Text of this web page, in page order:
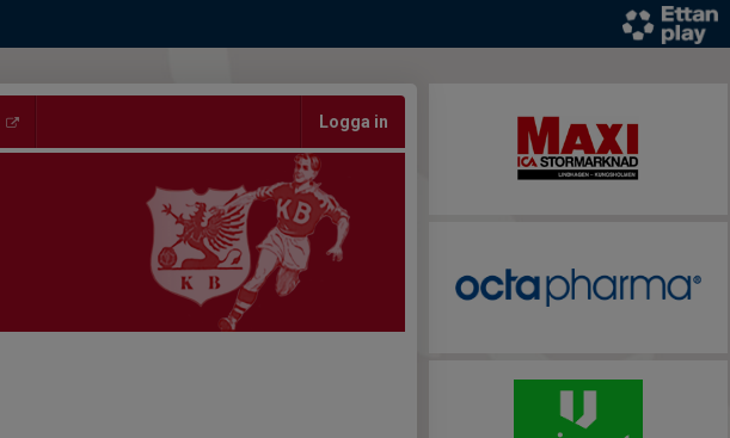
Logga in